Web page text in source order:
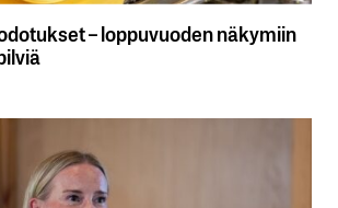
– loppuvuoden näkymiin